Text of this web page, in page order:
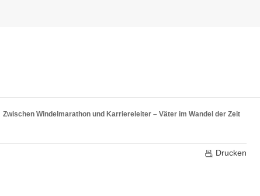
Zwischen Windelmarathon und Karriereleiter – Väter im Wandel der Zeit
Drucken